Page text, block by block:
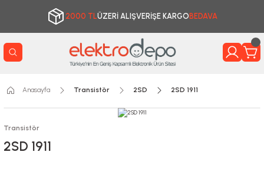
2000 TLÜZERİ ALIŞVERİŞE KARGO BEDAVA
Anasayfa Transistör 2SD 2SD 1911
Transistör
2SD 1911